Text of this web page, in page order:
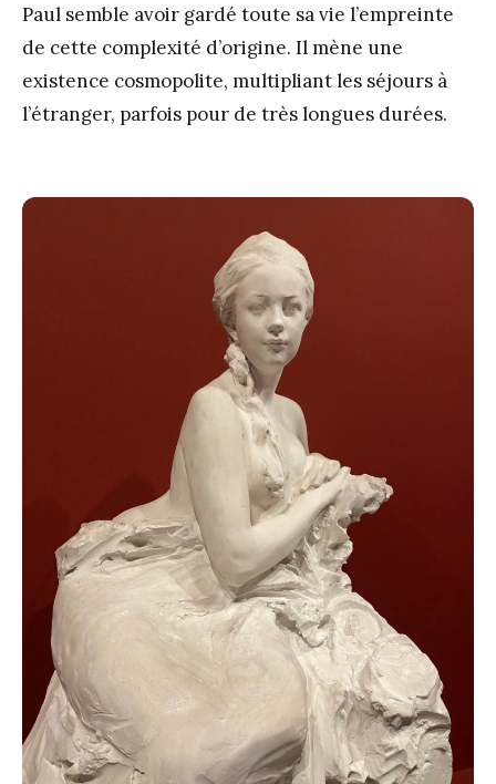
Paul semble avoir gardé toute sa vie l’empreinte
de cette complexité d’origine. Il mène une
existence cosmopolite, multipliant les séjours à
l’étranger, parfois pour de très longues durées.